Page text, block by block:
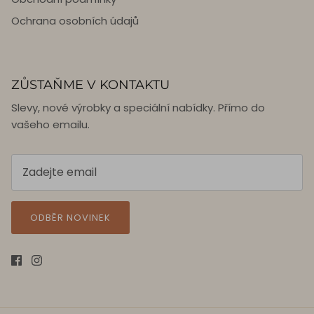
Ochrana osobních údajů
ZŮSTAŇME V KONTAKTU
Slevy, nové výrobky a speciální nabídky. Přímo do
vašeho emailu.
ODBĚR NOVINEK